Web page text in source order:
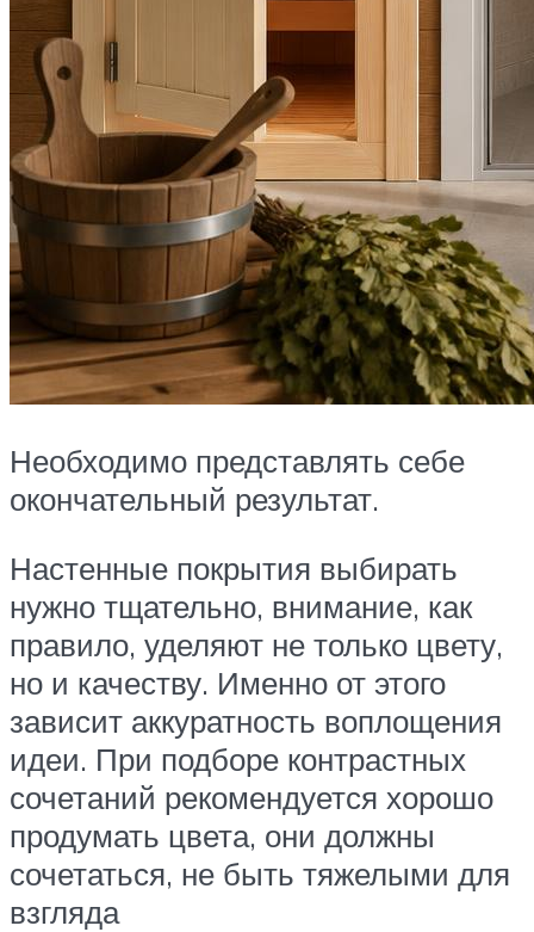
Необходимо представлять себе
окончательный результат.
Настенные покрытия выбирать
нужно тщательно, внимание, как
правило, уделяют не только цвету,
но и качеству. Именно от этого
зависит аккуратность воплощения
идеи. При подборе контрастных
сочетаний рекомендуется хорошо
продумать цвета, они должны
сочетаться, не быть тяжелыми для
взгляда